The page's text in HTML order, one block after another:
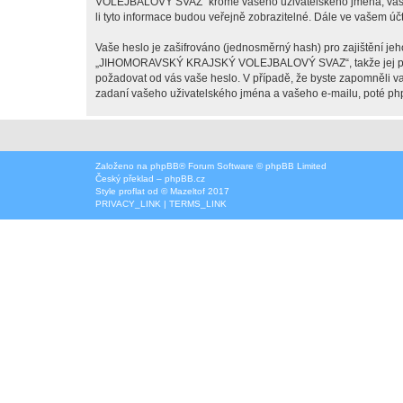
li tyto informace budou veřejně zobrazitelné. Dále ve vašem
Vaše heslo je zašifrováno (jednosměrný hash) pro zajištění
„JIHOMORAVSKÝ KRAJSKÝ VOLEJBALOVÝ SVAZ“, takže
požadovat od vás vaše heslo. V případě, že byste zapomněli
zadaní vašeho uživatelského jména a vašeho e-mailu, poté
Založeno na phpBB® Forum Software © phpBB Limited
Český překlad – phpBB.cz
Style proflat od ©Mazeltof 2017
PRIVACY_LINK | TERMS_LINK